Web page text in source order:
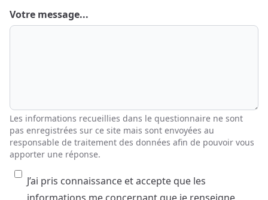
Votre message...
Les informations recueillies dans le questionnaire ne sont
pas enregistrées sur ce site mais sont envoyées au
responsable de traitement des données afin de pouvoir vous
apporter une réponse.
J’ai pris connaissance et accepte que les